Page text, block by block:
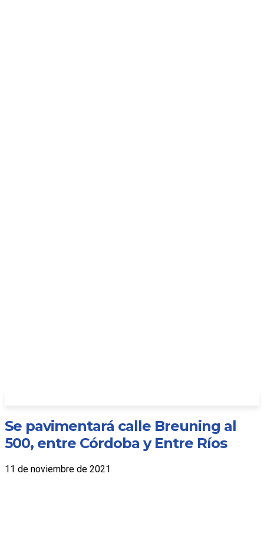
Se pavimentará calle Breuning al
500, entre Córdoba y Entre Ríos
11 de noviembre de 2021